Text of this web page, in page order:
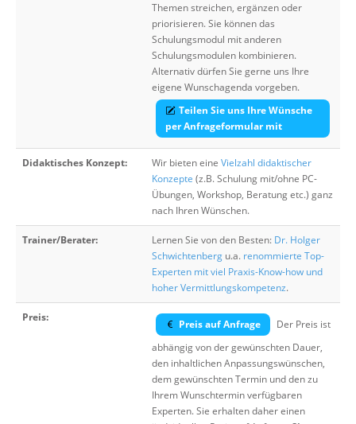
Themen streichen, ergänzen oder
priorisieren. Sie können das
Schulungsmodul mit anderen
Schulungsmodulen kombinieren.
Alternativ dürfen Sie gerne uns Ihre
eigene Wunschagenda vorgeben.
Teilen Sie uns Ihre Wünsche
per Anfrageformular mit
Didaktisches Konzept: Wir bieten eine Vielzahl didaktischer
Konzepte (z.B. Schulung mit/ohne PC-
Übungen, Workshop, Beratung etc.) ganz
nach Ihren Wünschen.
Trainer/Berater: Lernen Sie von den Besten: Dr. Holger
Schwichtenberg u.a. renommierte Top-
Experten mit viel Praxis-Know-how und
hoher Vermittlungskompetenz.
Preis:
Preis auf Anfrage
Der Preis ist
abhängig von der gewünschten Dauer,
den inhaltlichen Anpassungswünschen,
dem gewünschten Termin und den zu
Ihrem Wunschtermin verfügbaren
Experten. Sie erhalten daher einen